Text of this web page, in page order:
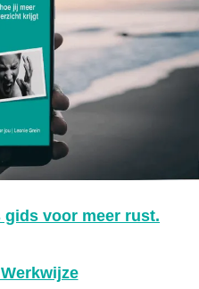
voor meer rust.